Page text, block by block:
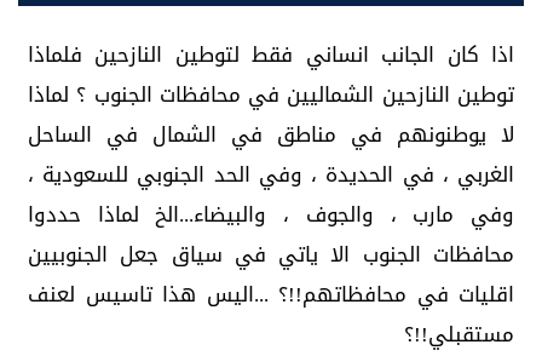
اذا كان الجانب انساني فقط لتوطين النازحين فلماذا
توطين النازحين الشماليين في محافظات الجنوب ؟ لماذا
لا يوطنونهم في مناطق في الشمال في الساحل
الغربي ، في الحديدة ، وفي الحد الجنوبي للسعودية ،
وفي مارب ، والجوف ، والبيضاء...الخ لماذا حددوا
محافظات الجنوب الا ياتي في سياق جعل الجنوبيين
اقليات في محافظاتهم!!؟ ...اليس هذا تاسيس لعنف
مستقبلي!!؟